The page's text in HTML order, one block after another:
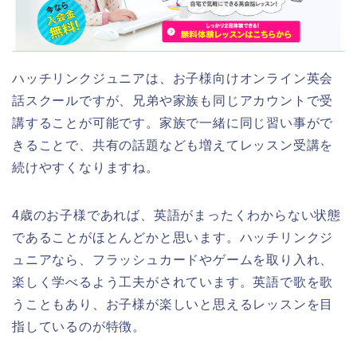
ハッチリンクジュニアは、お子様向けオンライン英会
話スクールですが、兄弟や家族も同じアカウントで受
講することが可能です。家族で一緒に同じ習い事がで
きることで、共有の話題なども増えてレッスン受講を
続けやすくなりますね。
4歳のお子様であれば、英語がまったくわからない状態
であることがほとんどかと思います。ハッチリンクジ
ュニアなら、フラッシュカードやゲームを取り入れ、
楽しく学べるよう工夫がされています。英語で歌を歌
うこともあり、お子様が楽しいと思えるレッスンを目
指しているのが特徴。